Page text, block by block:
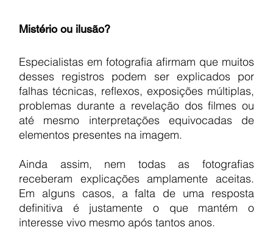
Mistério ou ilusão?
Especialistas em fotografia afirmam que muitos
desses registros podem ser explicados por
falhas técnicas, reflexos, exposições múltiplas,
problemas durante a revelação dos filmes ou
até mesmo interpretações equivocadas de
elementos presentes na imagem.
Ainda assim, nem todas as fotografias
receberam explicações amplamente aceitas.
Em alguns casos, a falta de uma resposta
definitiva é justamente o que mantém o
interesse vivo mesmo após tantos anos.